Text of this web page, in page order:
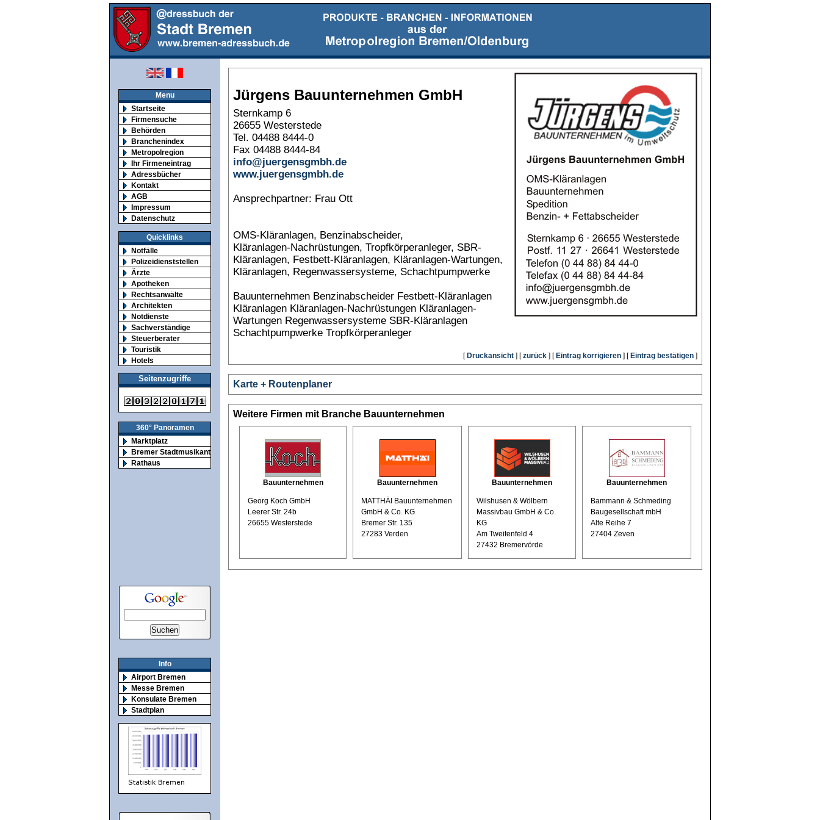
Menu
Startseite
Firmensuche
Behörden
Branchenindex
Metropolregion
Ihr Firmeneintrag
Adressbücher
Kontakt
AGB
Impressum
Datenschutz
Quicklinks
Notfälle
Polizeidienststellen
Ärzte
Apotheken
Rechtsanwälte
Architekten
Notdienste
Sachverständige
Steuerberater
Touristik
Hotels
Seitenzugriffe
360° Panoramen
Marktplatz
Bremer Stadtmusikanten
Rathaus
Info
Airport Bremen
Messe Bremen
Konsulate Bremen
Stadtplan
Jürgens Bauunternehmen GmbH
Sternkamp 6
26655 Westerstede
Tel. 04488 8444-0
Fax 04488 8444-84
info@juergensgmbh.de
www.juergensgmbh.de
Ansprechpartner: Frau Ott
OMS-Kläranlagen, Benzinabscheider,
Kläranlagen-Nachrüstungen, Tropfkörperanleger, SBR-
Kläranlagen, Festbett-Kläranlagen, Kläranlagen-Wartungen,
Kläranlagen, Regenwassersysteme, Schachtpumpwerke
Bauunternehmen Benzinabscheider Festbett-Kläranlagen
Kläranlagen Kläranlagen-Nachrüstungen Kläranlagen-
Wartungen Regenwassersysteme SBR-Kläranlagen
Schachtpumpwerke Tropfkörperanleger
[Druckansicht ] [zurück ] [Eintrag korrigieren ] [Eintrag bestätigen ]
Karte + Routenplaner
Weitere Firmen mit Branche Bauunternehmen
Bauunternehmen
Georg Koch GmbH
Leerer Str. 24b
26655 Westerstede
Bauunternehmen
MATTHÄI Bauunternehmen
GmbH & Co. KG
Bremer Str. 135
27283 Verden
Bauunternehmen
Wilshusen & Wölbern
Massivbau GmbH & Co.
KG
Am Tweitenfeld 4
27432 Bremervörde
Bauunternehmen
Bammann & Schmeding
Baugesellschaft mbH
Alte Reihe 7
27404 Zeven